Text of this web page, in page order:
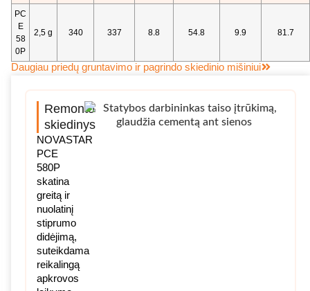
PC
E
58
0P
2,5 g 340 337 8.8 54.8 9.9 81.7
Daugiau priedų gruntavimo ir pagrindo skiedinio mišiniui
Remonto
skiedinys
NOVASTAR
PCE
580P
skatina
greitą ir
nuolatinį
stiprumo
didėjimą,
suteikdama
reikalingą
apkrovos